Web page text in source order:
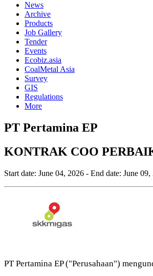
News
Archive
Products
Job Gallery
Tender
Events
Ecobiz.asia
CoalMetal Asia
Survey
GIS
Regulations
More
PT Pertamina EP
KONTRAK COO
Start date: June 04, 2026 - End date: June 09,
PT Pertamina EP ("Perusahaan")